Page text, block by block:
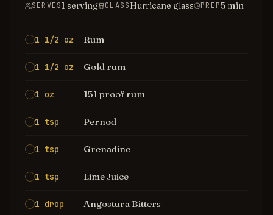
SERVES1 serving GLASSHurricane glass PREP5 min
1 1/2 oz Rum
1 1/2 oz Gold rum
1 oz 151 proof rum
1 tsp Pernod
1 tsp Grenadine
1 tsp Lime Juice
1 drop Angostura Bitters